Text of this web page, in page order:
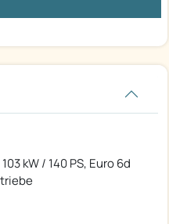
kW / 140 PS, Euro 6d